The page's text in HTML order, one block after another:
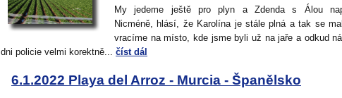
My jedeme ještě pro plyn a Zdenda s Álou
Nicméně, hlásí, že Karolína je stále plná a tak se
vracíme na místo, kde jsme byli už na jaře a odkud
dni policie velmi korektně... číst dál
6.1.2022 Playa del Arroz - Murcia - Španělsko